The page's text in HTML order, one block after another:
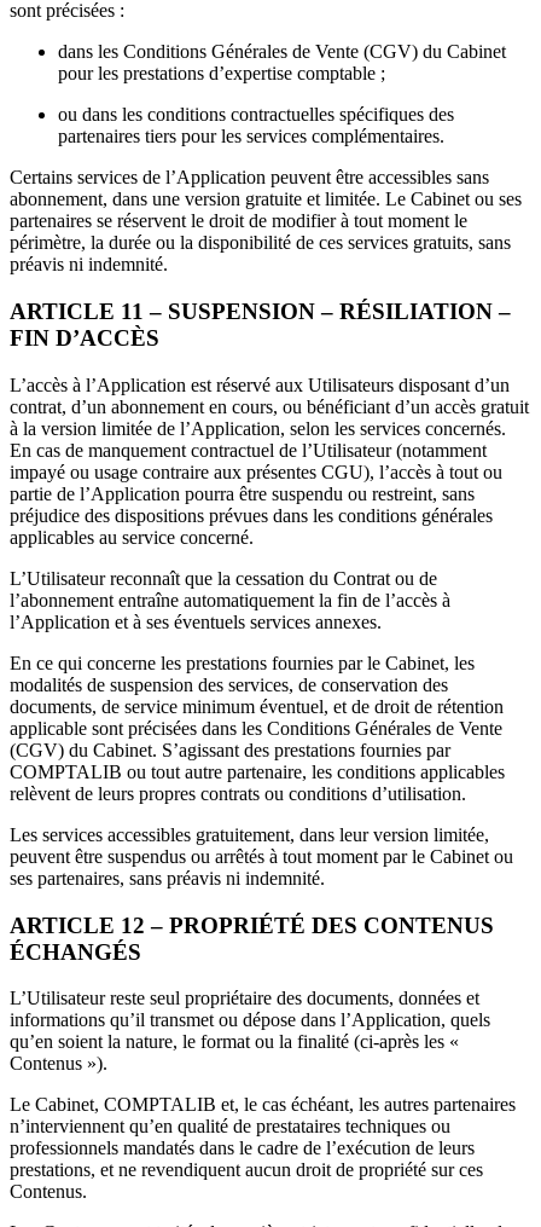
sont précisées :
dans les Conditions Générales de Vente (CGV) du Cabinet
pour les prestations d’expertise comptable ;
ou dans les conditions contractuelles spécifiques des
partenaires tiers pour les services complémentaires.
Certains services de l’Application peuvent être accessibles sans
abonnement, dans une version gratuite et limitée. Le Cabinet ou ses
partenaires se réservent le droit de modifier à tout moment le
périmètre, la durée ou la disponibilité de ces services gratuits, sans
préavis ni indemnité.
ARTICLE 11 – SUSPENSION – RÉSILIATION –
FIN D’ACCÈS
L’accès à l’Application est réservé aux Utilisateurs disposant d’un
contrat, d’un abonnement en cours, ou bénéficiant d’un accès gratuit
à la version limitée de l’Application, selon les services concernés.
En cas de manquement contractuel de l’Utilisateur (notamment
impayé ou usage contraire aux présentes CGU), l’accès à tout ou
partie de l’Application pourra être suspendu ou restreint, sans
préjudice des dispositions prévues dans les conditions générales
applicables au service concerné.
L’Utilisateur reconnaît que la cessation du Contrat ou de
l’abonnement entraîne automatiquement la fin de l’accès à
l’Application et à ses éventuels services annexes.
En ce qui concerne les prestations fournies par le Cabinet, les
modalités de suspension des services, de conservation des
documents, de service minimum éventuel, et de droit de rétention
applicable sont précisées dans les Conditions Générales de Vente
(CGV) du Cabinet. S’agissant des prestations fournies par
COMPTALIB ou tout autre partenaire, les conditions applicables
relèvent de leurs propres contrats ou conditions d’utilisation.
Les services accessibles gratuitement, dans leur version limitée,
peuvent être suspendus ou arrêtés à tout moment par le Cabinet ou
ses partenaires, sans préavis ni indemnité.
ARTICLE 12 – PROPRIÉTÉ DES CONTENUS
ÉCHANGÉS
L’Utilisateur reste seul propriétaire des documents, données et
informations qu’il transmet ou dépose dans l’Application, quels
qu’en soient la nature, le format ou la finalité (ci-après les «
Contenus »).
Le Cabinet, COMPTALIB et, le cas échéant, les autres partenaires
n’interviennent qu’en qualité de prestataires techniques ou
professionnels mandatés dans le cadre de l’exécution de leurs
prestations, et ne revendiquent aucun droit de propriété sur ces
Contenus.